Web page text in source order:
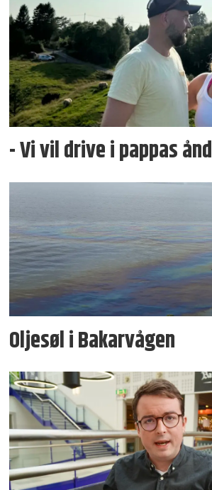
- Vi vil drive i pappas ånd
Oljesøl i Bakarvågen